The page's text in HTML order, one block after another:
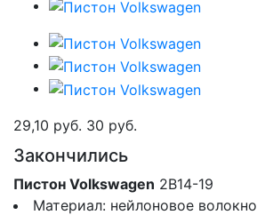
29,10 руб. 30 руб.
Закончились
Пистон Volkswagen 2B14-19
Материал: нейлоновое волокно